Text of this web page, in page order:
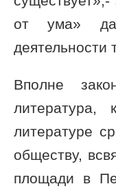
от ума»
деятельности
Вполне
литературе
обществу,
площади в